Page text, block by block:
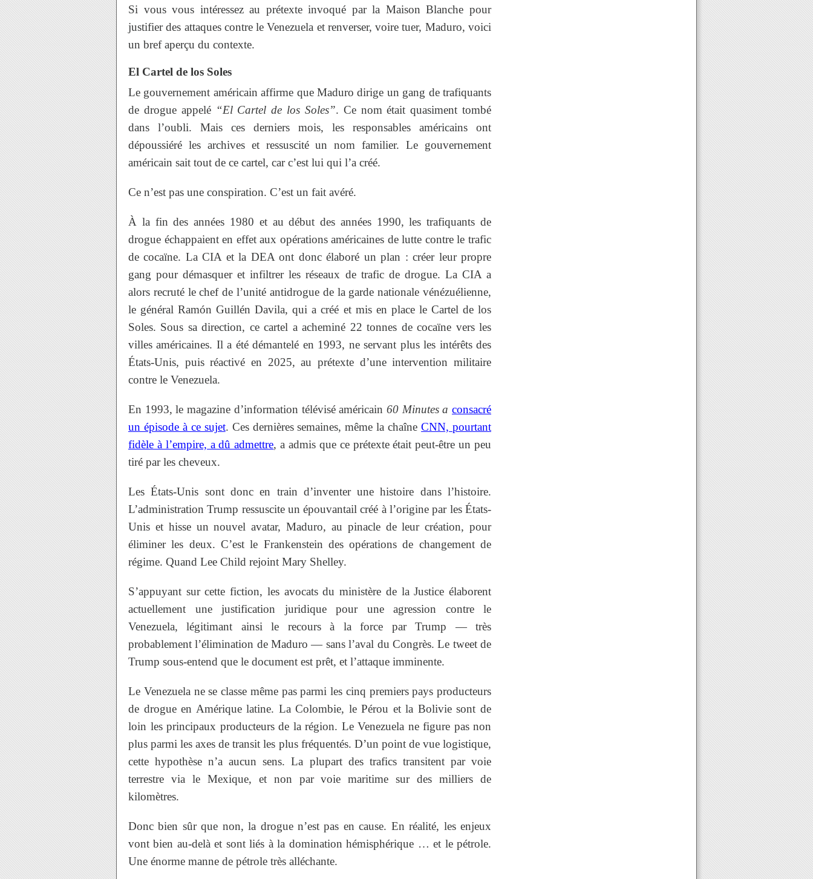
Si vous vous intéressez au prétexte invoqué par la Maison Blanche pour
justifier des attaques contre le Venezuela et renverser, voire tuer, Maduro, voici
un bref aperçu du contexte.
El Cartel de los Soles
Le gouvernement américain affirme que Maduro dirige un gang de trafiquants
de drogue appelé “El Cartel de los Soles”. Ce nom était quasiment tombé
dans l’oubli. Mais ces derniers mois, les responsables américains ont
dépoussiéré les archives et ressuscité un nom familier. Le gouvernement
américain sait tout de ce cartel, car c’est lui qui l’a créé.
Ce n’est pas une conspiration. C’est un fait avéré.
À la fin des années 1980 et au début des années 1990, les trafiquants de
drogue échappaient en effet aux opérations américaines de lutte contre le trafic
de cocaïne. La CIA et la DEA ont donc élaboré un plan : créer leur propre
gang pour démasquer et infiltrer les réseaux de trafic de drogue. La CIA a
alors recruté le chef de l’unité antidrogue de la garde nationale vénézuélienne,
le général Ramón Guillén Davila, qui a créé et mis en place le Cartel de los
Soles. Sous sa direction, ce cartel a acheminé 22 tonnes de cocaïne vers les
villes américaines. Il a été démantelé en 1993, ne servant plus les intérêts des
États-Unis, puis réactivé en 2025, au prétexte d’une intervention militaire
contre le Venezuela.
En 1993, le magazine d’information télévisé américain 60 Minutes aconsacré
un épisode à ce sujet. Ces dernières semaines, même la chaîneCNN, pourtant
fidèle à l’empire, a dû admettre, a admis que ce prétexte était peut-être un peu
tiré par les cheveux.
Les États-Unis sont donc en train d’inventer une histoire dans l’histoire.
L’administration Trump ressuscite un épouvantail créé à l’origine par les États-
Unis et hisse un nouvel avatar, Maduro, au pinacle de leur création, pour
éliminer les deux. C’est le Frankenstein des opérations de changement de
régime. Quand Lee Child rejoint Mary Shelley.
S’appuyant sur cette fiction, les avocats du ministère de la Justice élaborent
actuellement une justification juridique pour une agression contre le
Venezuela, légitimant ainsi le recours à la force par Trump — très
probablement l’élimination de Maduro — sans l’aval du Congrès. Le tweet de
Trump sous-entend que le document est prêt, et l’attaque imminente.
Le Venezuela ne se classe même pas parmi les cinq premiers pays producteurs
de drogue en Amérique latine. La Colombie, le Pérou et la Bolivie sont de
loin les principaux producteurs de la région. Le Venezuela ne figure pas non
plus parmi les axes de transit les plus fréquentés. D’un point de vue logistique,
cette hypothèse n’a aucun sens. La plupart des trafics transitent par voie
terrestre via le Mexique, et non par voie maritime sur des milliers de
kilomètres.
Donc bien sûr que non, la drogue n’est pas en cause. En réalité, les enjeux
vont bien au-delà et sont liés à la domination hémisphérique … et le pétrole.
Une énorme manne de pétrole très alléchante.